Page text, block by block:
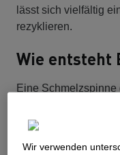
lässt sich vielfältig
rezyklieren.
Wie entsteht
Eine
Basaltschmelze, die
Wir verwenden